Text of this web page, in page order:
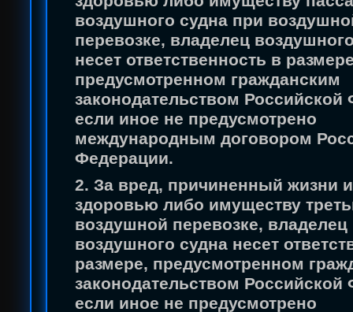
воздушного судна при
перевозке, владелец
несет ответственность в
предусмотренном гражданским
законодательством Российской
если иное не предусмотрено
международным договором
Федерации.
2. За вред, причиненный жизни
здоровью либо имуществу
воздушной перевозке, владелец
воздушного судна несет
размере, предусмотренном
законодательством Российской
если иное не предусмотрено